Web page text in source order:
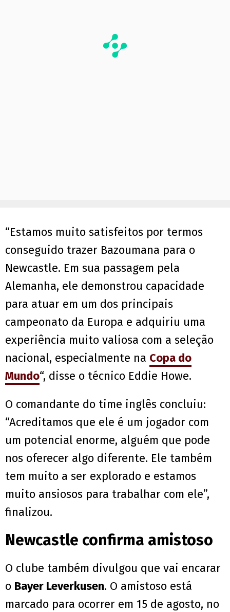
“Estamos muito satisfeitos por termos
conseguido trazer Bazoumana para o
Newcastle. Em sua passagem pela
Alemanha, ele demonstrou capacidade
para atuar em um dos principais
campeonato da Europa e adquiriu uma
experiência muito valiosa com a seleção
nacional, especialmente na Copa do
Mundo“, disse o técnico Eddie Howe.
O comandante do time inglês concluiu:
“Acreditamos que ele é um jogador com
um potencial enorme, alguém que pode
nos oferecer algo diferente. Ele também
tem muito a ser explorado e estamos
muito ansiosos para trabalhar com ele”,
finalizou.
Newcastle confirma amistoso
O clube também divulgou que vai encarar
o Bayer Leverkusen. O amistoso está
marcado para ocorrer em 15 de agosto, no